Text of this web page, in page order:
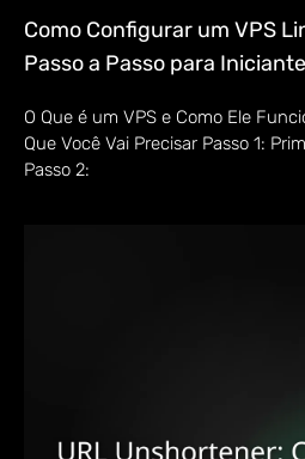
Como Configurar um VPS
Passo a Passo para
O Que é um VPS e Como Ele
Que Você Vai Precisar Passo 1:
Passo 2: